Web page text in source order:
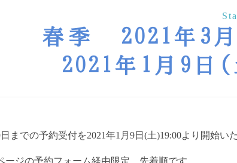
春季 2021年3月
2021年1月9日
までの予約受付を2021年1月9日(土)19:00より開始い